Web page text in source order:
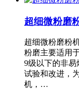
超细微粉磨
超细微粉磨粉
粉磨主要适用
9级以下的非易
试验和改进，
机，…